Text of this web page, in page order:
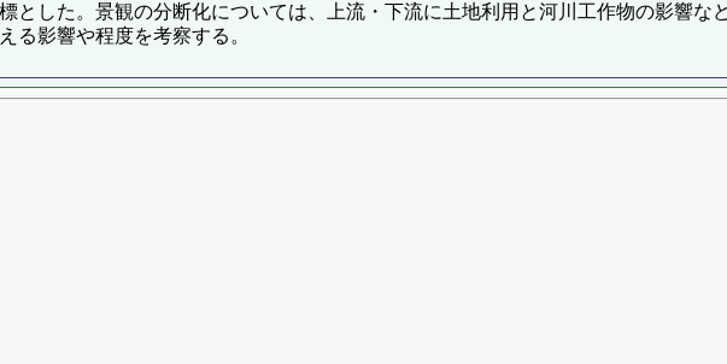
とした。景観の分断化については、上流・下流に土地利用と河川工作物の影響な
る影響や程度を考察する。